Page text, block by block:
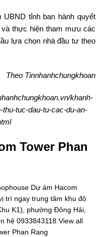
tỉnh ban hành quyết
thực hiện tham mưu các
lựa chọn nhà đầu tư theo
Theo Tinnhanhchungkhoan
khanh-
tuc-dau-tu-cac-du-an-
Tower Phan
Dự ám Hacom
trí ngay trung tâm khu đô
K1), phường Đông Hải,
hệ 0933843118 View all
Phan Rang